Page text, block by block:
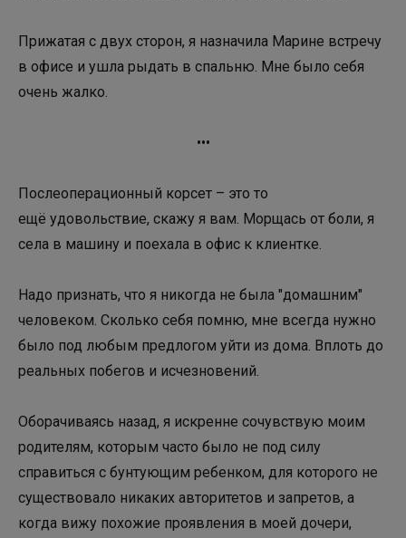
Прижатая с двух сторон, я назначила Марине встречу
в офисе и ушла рыдать в спальню. Мне было себя
очень жалко.
•••
Послеоперационный корсет – это то
ещё удовольствие, скажу я вам. Морщась от боли, я
села в машину и поехала в офис к клиентке.
Надо признать, что я никогда не была "домашним"
человеком. Сколько себя помню, мне всегда нужно
было под любым предлогом уйти из дома. Вплоть до
реальных побегов и исчезновений.
Оборачиваясь назад, я искренне сочувствую моим
родителям, которым часто было не под силу
справиться с бунтующим ребенком, для которого не
существовало никаких авторитетов и запретов, а
когда вижу похожие проявления в моей дочери,